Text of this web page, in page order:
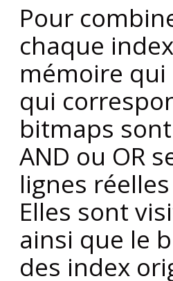
Pour
chaque
mémoire
qui
bitmaps
AND ou OR
lignes
Elles sont
ainsi que le
des index